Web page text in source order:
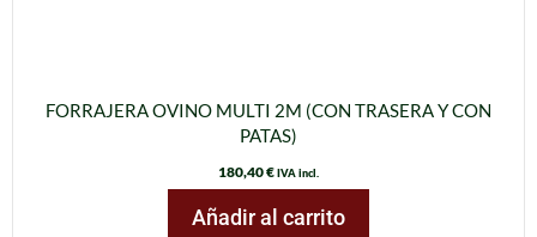
FORRAJERA OVINO MULTI 2M (CON TRASERA Y CON
PATAS)
180,40€IVA incl.
Añadir al carrito